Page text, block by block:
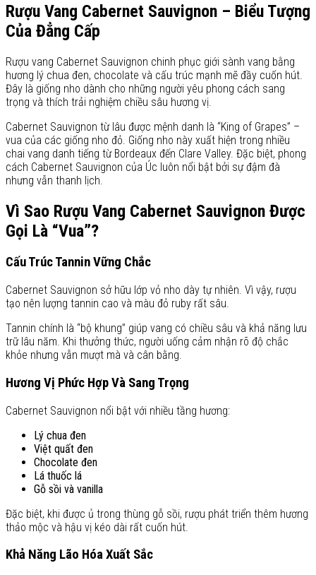
Rượu Vang Cabernet Sauvignon – Biểu Tượng
Của Đẳng Cấp
Rượu vang Cabernet Sauvignon chinh phục giới sành vang bằng
hương lý chua đen, chocolate và cấu trúc mạnh mẽ đầy cuốn hút.
Đây là giống nho dành cho những người yêu phong cách sang
trọng và thích trải nghiệm chiều sâu hương vị.
Cabernet Sauvignon từ lâu được mệnh danh là “King of Grapes” –
vua của các giống nho đỏ. Giống nho này xuất hiện trong nhiều
chai vang danh tiếng từ Bordeaux đến Clare Valley. Đặc biệt, phong
cách Cabernet Sauvignon của Úc luôn nổi bật bởi sự đậm đà
nhưng vẫn thanh lịch.
Vì Sao Rượu Vang Cabernet Sauvignon Được
Gọi Là “Vua”?
Cấu Trúc Tannin Vững Chắc
Cabernet Sauvignon sở hữu lớp vỏ nho dày tự nhiên. Vì vậy, rượu
tạo nên lượng tannin cao và màu đỏ ruby rất sâu.
Tannin chính là “bộ khung” giúp vang có chiều sâu và khả năng lưu
trữ lâu năm. Khi thưởng thức, người uống cảm nhận rõ độ chắc
khỏe nhưng vẫn mượt mà và cân bằng.
Hương Vị Phức Hợp Và Sang Trọng
Cabernet Sauvignon nổi bật với nhiều tầng hương:
Lý chua đen
Việt quất đen
Chocolate đen
Lá thuốc lá
Gỗ sồi và vanilla
Đặc biệt, khi được ủ trong thùng gỗ sồi, rượu phát triển thêm hương
thảo mộc và hậu vị kéo dài rất cuốn hút.
Khả Năng Lão Hóa Xuất Sắc